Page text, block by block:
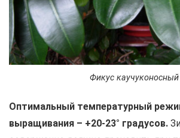
Фикус каучуконосный
Оптимальный температурный
выращивания – +20-23° градусов.